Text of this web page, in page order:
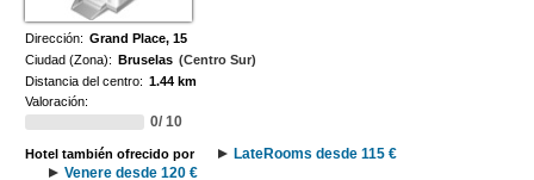
Dirección: Grand Place, 15
Ciudad (Zona): Bruselas (Centro Sur)
Distancia del centro: 1.44 km
Valoración:
0/ 10
Hotel también ofrecido por
LateRooms desde 115 €
Venere desde 120 €